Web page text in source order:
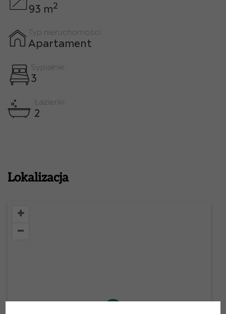
93 m2
Typ nieruchomości:
Apartament
Sypialnie:
3
Łazienki
2
Lokalizacja
+
–